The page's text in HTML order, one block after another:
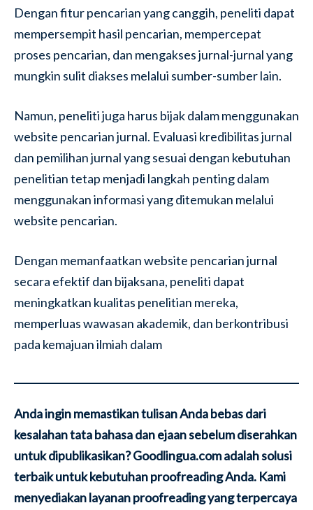
Dengan fitur pencarian yang canggih, peneliti dapat
mempersempit hasil pencarian, mempercepat
proses pencarian, dan mengakses jurnal-jurnal yang
mungkin sulit diakses melalui sumber-sumber lain.
Namun, peneliti juga harus bijak dalam menggunakan
website pencarian jurnal. Evaluasi kredibilitas jurnal
dan pemilihan jurnal yang sesuai dengan kebutuhan
penelitian tetap menjadi langkah penting dalam
menggunakan informasi yang ditemukan melalui
website pencarian.
Dengan memanfaatkan website pencarian jurnal
secara efektif dan bijaksana, peneliti dapat
meningkatkan kualitas penelitian mereka,
memperluas wawasan akademik, dan berkontribusi
pada kemajuan ilmiah dalam
Anda ingin memastikan tulisan Anda bebas dari
kesalahan tata bahasa dan ejaan sebelum diserahkan
untuk dipublikasikan? Goodlingua.com adalah solusi
terbaik untuk kebutuhan proofreading Anda. Kami
menyediakan layanan proofreading yang terpercaya